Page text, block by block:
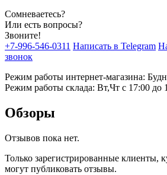
Сомневаетесь?
Или есть вопросы?
Звоните!
+7-996-546-0311 Написать в Telegram
звонок
Режим работы интернет-магазина:
Режим работы склада: Вт,Чт с 17:00 до
Обзоры
Отзывов пока нет.
Только зарегистрированные клиенты,
могут публиковать отзывы.